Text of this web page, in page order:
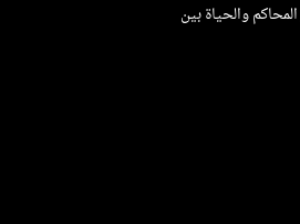
والحياة بين